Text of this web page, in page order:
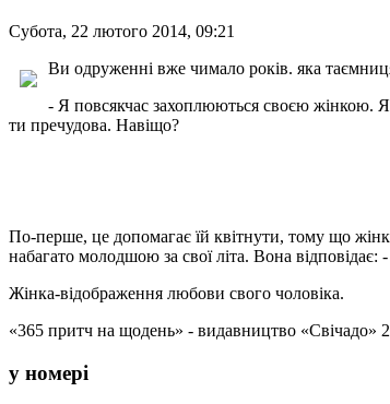
Субота, 22 лютого 2014, 09:21
Ви одруженні вже чимало років. яка
- Я повсякчас захоплюються своєю жінкою.
ти пречудова. Навіщо?
По-перше, це допомагає їй квітнути, тому що
набагато молодшою за свої літа. Вона
Жінка-відображення любови свого чоловіка.
«365 притч на щодень» - видавництво «Свічадо»
у номері